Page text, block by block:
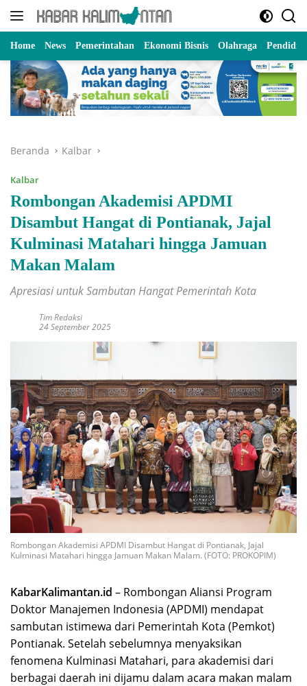
Langsung
Home News Pemerintahan Ekonomi Bisnis Olahraga
Beranda Kalbar
Kalbar
Rombongan Akademisi APDMI
Disambut Hangat di Pontianak, Jajal
Kulminasi Matahari hingga Jamuan
Makan Malam
Apresiasi untuk Sambutan Hangat Pemerintah Kota
Tim Redaksi
24 September 2025
Rombongan Akademisi APDMI Disambut Hangat di Pontianak, Jajal
Kulminasi Matahari hingga Jamuan Makan Malam. (FOTO: PROKOPIM)
KabarKalimantan.id – Rombongan Aliansi Program
Doktor Manajemen Indonesia (APDMI) mendapat
sambutan istimewa dari Pemerintah Kota (Pemkot)
Pontianak. Setelah sebelumnya menyaksikan
fenomena Kulminasi Matahari, para akademisi dari
berbagai daerah ini dijamu dalam acara makan malam